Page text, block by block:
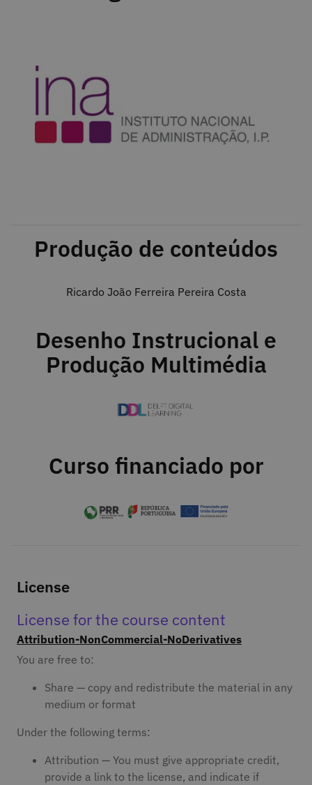
Produção de conteúdos
Ricardo João Ferreira Pereira Costa
Desenho Instrucional e
Produção Multimédia
Curso financiado por
License
License for the course content
Attribution-NonCommercial-NoDerivatives
You are free to:
Share — copy and redistribute the material in any
medium or format
Under the following terms:
Attribution — You must give appropriate credit,
provide a link to the license, and indicate if